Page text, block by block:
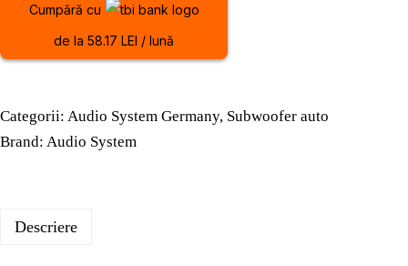
Cumpără cu
de la 58.17 LEI / lună
Categorii: Audio System Germany, Subwoofer auto
Brand: Audio System
Descriere